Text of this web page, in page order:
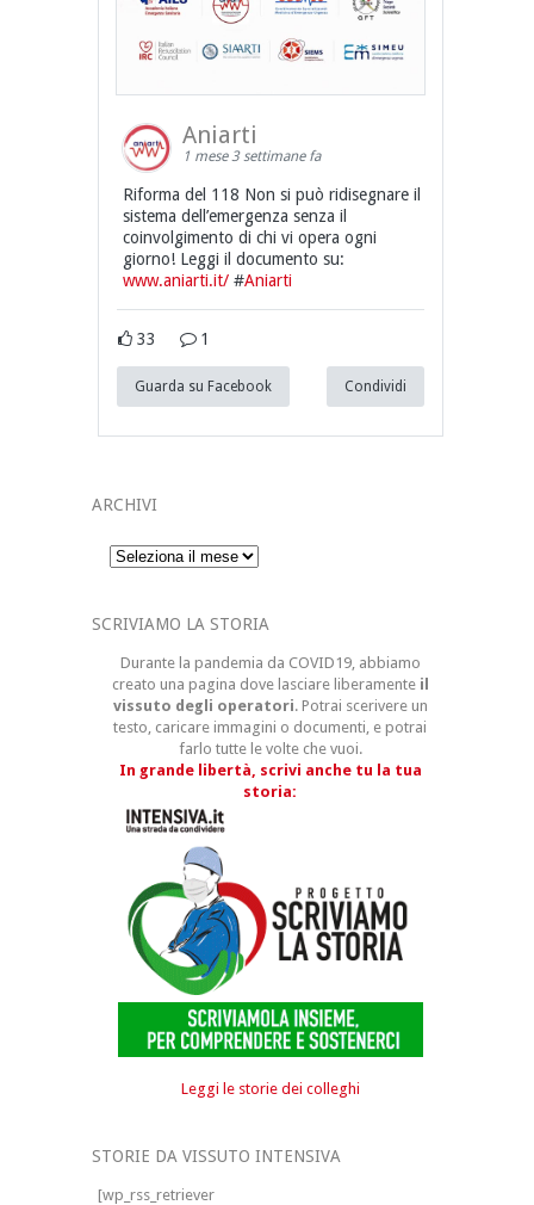
Aniarti
1 mese 3 settimane fa
Riforma del 118 Non si può ridisegnare il
sistema dell’emergenza senza il
coinvolgimento di chi vi opera ogni
giorno! Leggi il documento su:
www.aniarti.it/#Aniarti
33 1
Guarda su Facebook Condividi
ARCHIVI
Archivi
SCRIVIAMO LA STORIA
Durante la pandemia da COVID19, abbiamo
creato una pagina dove lasciare liberamenteil
vissuto degli operatori. Potrai scerivere un
testo, caricare immagini o documenti, e potrai
farlo tutte le volte che vuoi.
In grande libertà, scrivi anche tu la tua
storia:
Leggi le storie dei colleghi
STORIE DA VISSUTO INTENSIVA
[wp_rss_retriever